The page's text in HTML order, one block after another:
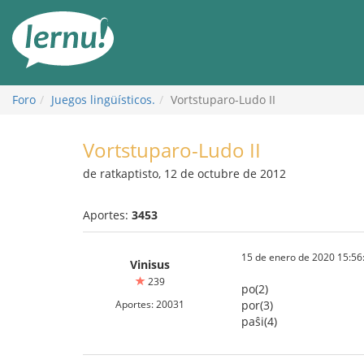
Foro Juegos lingüísticos. Vortstuparo-Ludo II
Vortstuparo-Ludo II
de ratkaptisto, 12 de octubre de 2012
Aportes: 3453
Vinisus
239
Aportes: 20031
15 de enero de 2020
po(2)
por(3)
paŝi(4)